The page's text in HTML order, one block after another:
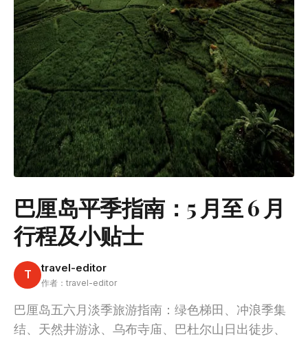
巴厘岛平季指南：5 月至 6 月
行程及小贴士
T travel-editor
作者：travel-editor
巴厘岛五六月淡季旅游指南：绿色梯田、冲浪季集
结、天然井游泳、乌布寺庙、巴杜尔山日出徒步、